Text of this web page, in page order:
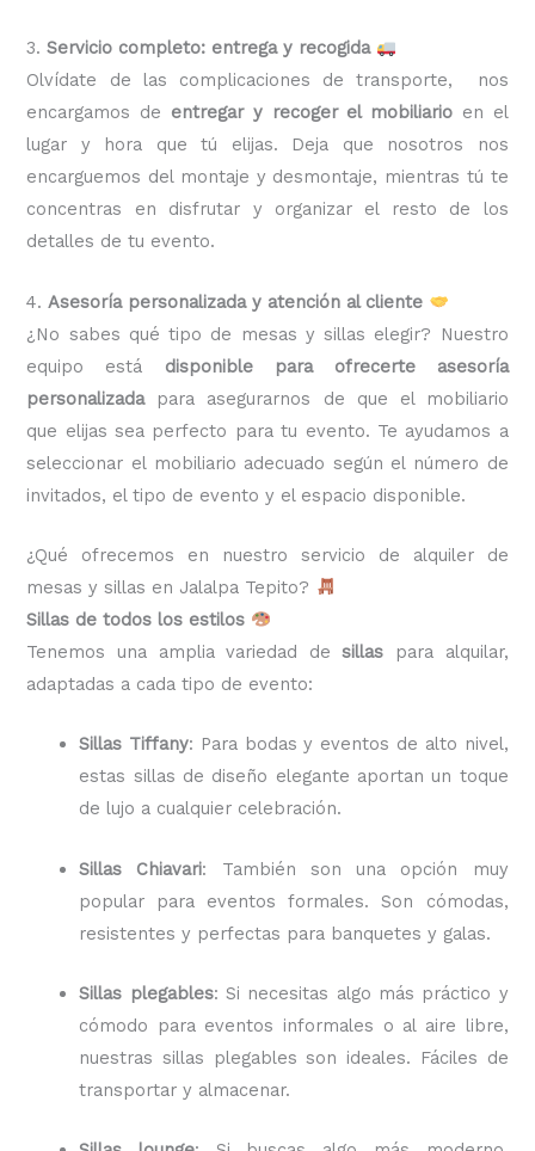
3.Servicio completo: entrega y recogida
Olvídate de las complicaciones de transporte, nos
encargamos de entregar y recoger el mobiliario en el
lugar y hora que tú elijas. Deja que nosotros nos
encarguemos del montaje y desmontaje, mientras tú te
concentras en disfrutar y organizar el resto de los
detalles de tu evento.
4.Asesoría personalizada y atención al cliente
¿No sabes qué tipo de mesas y sillas elegir? Nuestro
equipo está disponible para ofrecerte asesoría
personalizadapara asegurarnos de que el mobiliario
que elijas sea perfecto para tu evento. Te ayudamos a
seleccionar el mobiliario adecuado según el número de
invitados, el tipo de evento y el espacio disponible.
¿Qué ofrecemos en nuestro servicio de alquiler de
mesas y sillas en Jalalpa Tepito?
Sillas de todos los estilos
Tenemos una amplia variedad desillas para alquilar,
adaptadas a cada tipo de evento:
Sillas Tiffany: Para bodas y eventos de alto nivel,
estas sillas de diseño elegante aportan un toque
de lujo a cualquier celebración.
Sillas Chiavari: También son una opción muy
popular para eventos formales. Son cómodas,
resistentes y perfectas para banquetes y galas.
Sillas plegables: Si necesitas algo más práctico y
cómodo para eventos informales o al aire libre,
nuestras sillas plegables son ideales. Fáciles de
transportar y almacenar.